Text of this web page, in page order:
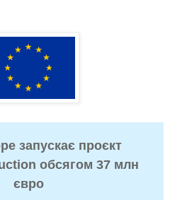
запускає проєкт
обсягом 37 млн
євро